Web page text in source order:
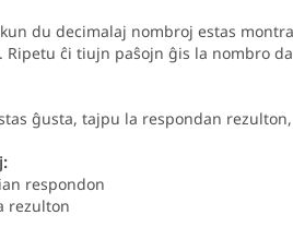
du decimalaj nombroj estas
Ripetu ĉi tiujn paŝojn ĝis la nombro
ĝusta, tajpu la respondan
respondon
rezulton